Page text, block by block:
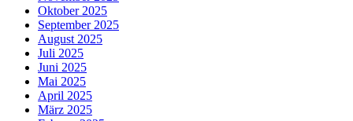
Oktober 2025
September 2025
August 2025
Juli 2025
Juni 2025
Mai 2025
April 2025
März 2025